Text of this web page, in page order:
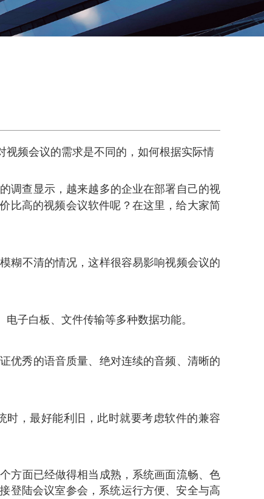
频会议的需求是不同的，如何根据实际情
调查显示，越来越多的企业在部署自己的视
比高的视频会议软件呢？在这里，给大家简
糊不清的情况，这样很容易影响视频会议的
子白板、文件传输等多种数据功能。
优秀的语音质量、绝对连续的音频、清晰的
，最好能利旧，此时就要考虑软件的兼容
方面已经做得相当成熟，系统画面流畅、色
登陆会议室参会，系统运行方便、安全与高